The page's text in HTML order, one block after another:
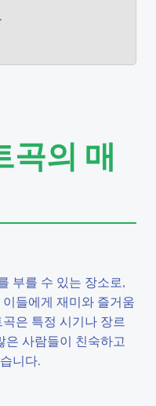
곡의 매
부를 수 있는 장소로,
들에게 재미와 즐거움
은 특정 시기나 장르
은 사람들이 친숙하고
니다.